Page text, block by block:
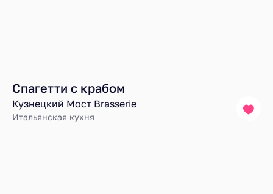
Спагетти с крабом
Кузнецкий Мост Brasserie
Итальянская кухня